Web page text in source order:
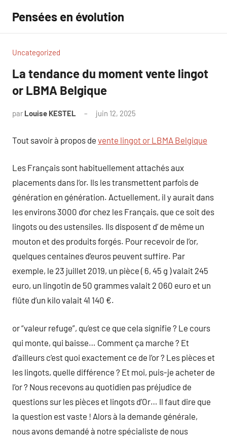
contenu
Pensées en évolution
Uncategorized
La tendance du moment vente lingot
or LBMA Belgique
par Louise KESTEL juin 12, 2025
Tout savoir à propos de vente lingot or LBMA Belgique
Les Français sont habituellement attachés aux
placements dans l’or. Ils les transmettent parfois de
génération en génération. Actuellement, il y aurait dans
les environs 3000 d’or chez les Français, que ce soit des
lingots ou des ustensiles. Ils disposent d’ de même un
mouton et des produits forgés. Pour recevoir de l’or,
quelques centaines d’euros peuvent suffire. Par
exemple, le 23 juillet 2019, un pièce ( 6, 45 g ) valait 245
euro, un lingotin de 50 grammes valait 2 060 euro et un
flûte d’un kilo valait 41 140 €.
or “valeur refuge”, qu’est ce que cela signifie ? Le cours
qui monte, qui baisse… Comment ça marche ? Et
d’ailleurs c’est quoi exactement ce de l’or ? Les pièces et
les lingots, quelle différence ? Et moi, puis-je acheter de
l’or ? Nous recevons au quotidien pas préjudice de
questions sur les pièces et lingots d’Or… Il faut dire que
la question est vaste ! Alors à la demande générale,
nous avons demandé à notre spécialiste de nous